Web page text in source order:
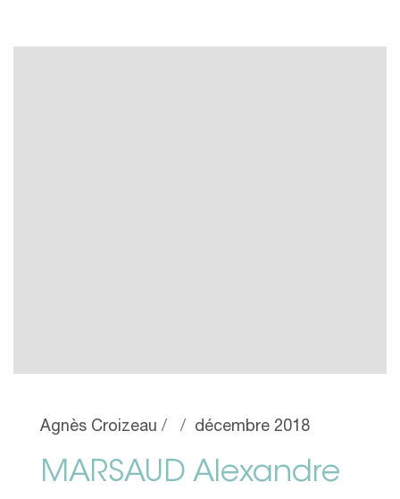
Agnès Croizeau décembre 2018
MARSAUD Alexandre